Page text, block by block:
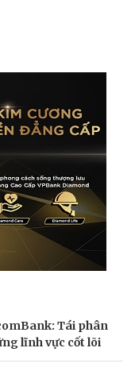
Tái phân
lĩnh vực cốt lõi